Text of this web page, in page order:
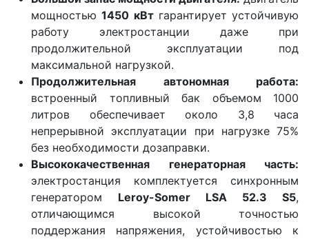
мощностью1450 кВтгарантирует устойчивую
работу электростанции даже при
продолжительной эксплуатации под
максимальной нагрузкой.
Продолжительная автономная работа:
встроенный топливный бак объемом 1000
литров обеспечивает около 3,8 часа
непрерывной эксплуатации при нагрузке 75%
без необходимости дозаправки.
Высококачественная генераторная часть:
электростанция комплектуется синхронным
генератором Leroy-Somer LSA 52.3 S5,
отличающимся высокой точностью
поддержания напряжения, устойчивостью к